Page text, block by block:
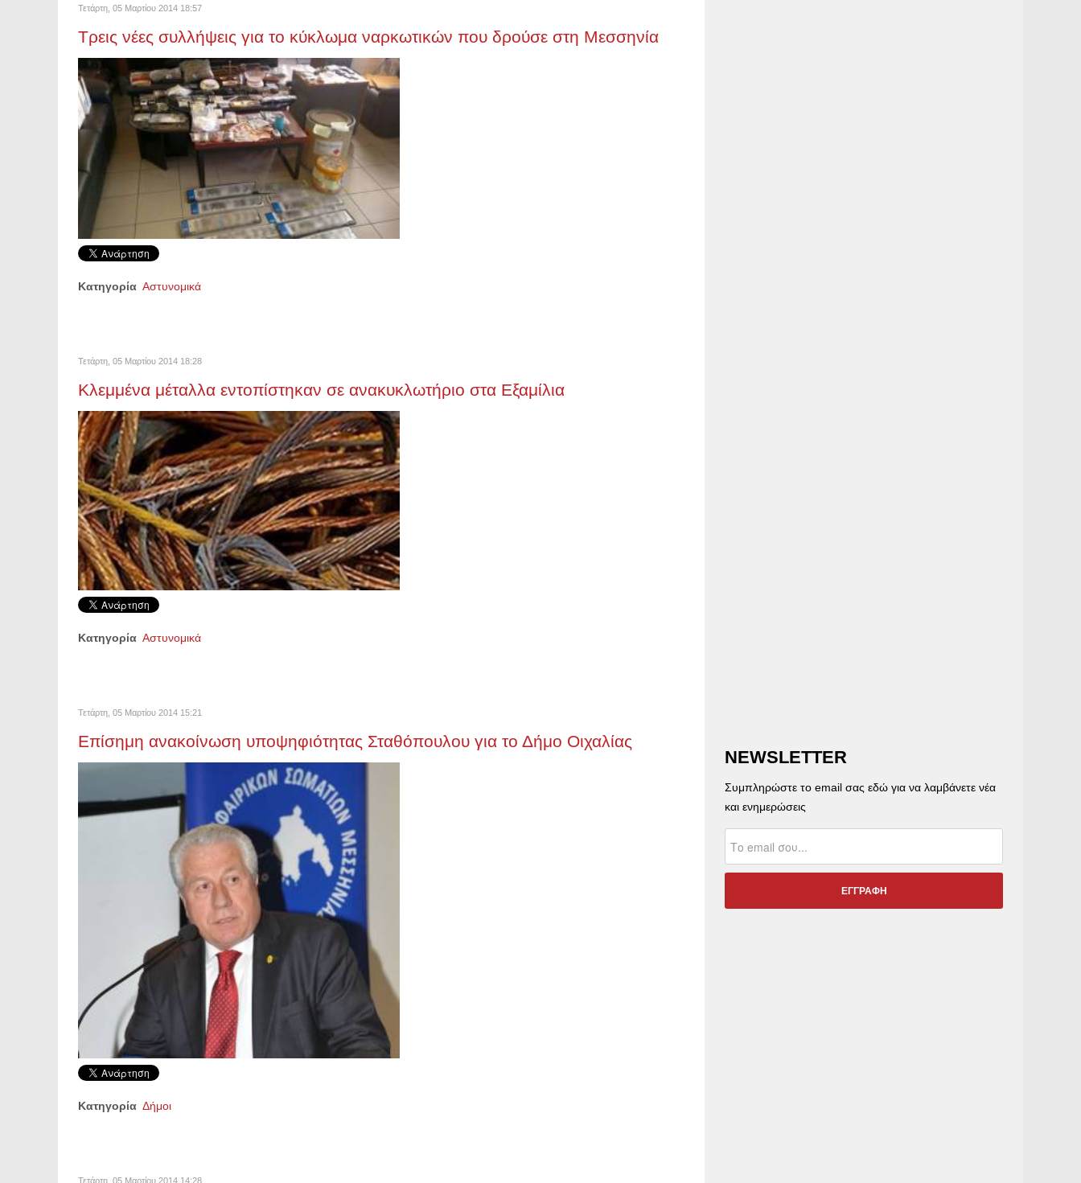
Τετάρτη, 05 Μαρτίου 2014 18:57
Τρεις νέες συλλήψεις για το κύκλωμα ναρκωτικών που δρούσε στη Μεσσηνία
Κατηγορία Αστυνομικά
Τετάρτη, 05 Μαρτίου 2014 18:28
Κλεμμένα μέταλλα εντοπίστηκαν σε ανακυκλωτήριο στα Εξαμίλια
Κατηγορία Αστυνομικά
Τετάρτη, 05 Μαρτίου 2014 15:21
Επίσημη ανακοίνωση υποψηφιότητας Σταθόπουλου για το Δήμο Οιχαλίας
Κατηγορία Δήμοι
Τετάρτη, 05 Μαρτίου 2014 14:28
NEWSLETTER
Συμπληρώστε το email σας εδώ για να λαμβάνετε νέα
και ενημερώσεις